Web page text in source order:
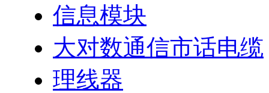
信息模块
大对数通信市话电缆
理线器